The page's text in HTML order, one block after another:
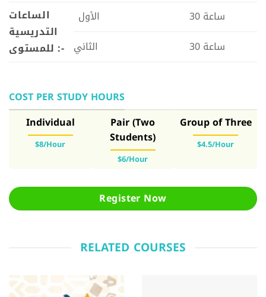
الساعات
التدريسية
للمستوى :-
الأول
30 ساعة
الثاني
30 ساعة
COST PER STUDY HOURS
Individual
$8/Hour
Pair (Two
Students)
$6/Hour
Group of Three
$4.5/Hour
Register Now
RELATED COURSES